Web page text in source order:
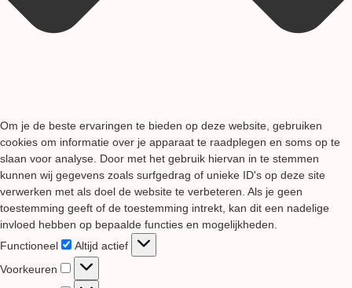
Om je de beste ervaringen te bieden op deze website, gebruiken
cookies om informatie over je apparaat te raadplegen en soms op te
slaan voor analyse. Door met het gebruik hiervan in te stemmen
kunnen wij gegevens zoals surfgedrag of unieke ID's op deze site
verwerken met als doel de website te verbeteren. Als je geen
toestemming geeft of de toestemming intrekt, kan dit een nadelige
invloed hebben op bepaalde functies en mogelijkheden.
Functioneel
Functioneel
Altijd actief
Voorkeuren
Voorkeuren